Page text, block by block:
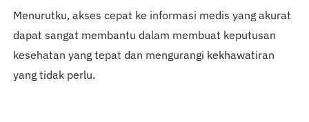
Menurutku, akses cepat ke informasi medis yang akurat
dapat sangat membantu dalam membuat keputusan
kesehatan yang tepat dan mengurangi kekhawatiran
yang tidak perlu.